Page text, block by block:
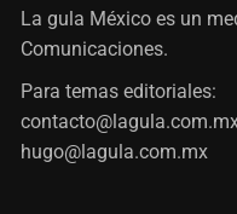
La gula México es un
Comunicaciones.
Para temas editoriales:
hugo@lagula.com.mx